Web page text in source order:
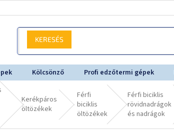
Kölcsönző Profi edzőtermi gépek
Kerékpáros
öltözékek
Férfi
biciklis
öltözékek
Férfi biciklis
rövidnadrágok
és nadrágok